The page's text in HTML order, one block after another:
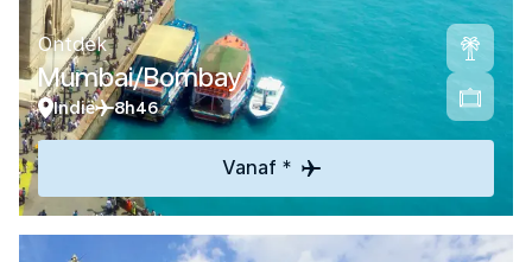
Ontdek
Mumbai/Bombay
Indië 8h46
Vanaf *